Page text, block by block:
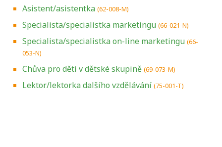
Asistent/asistentka (62-008-M)
Specialista/specialistka marketingu (66-021-N)
Specialista/specialistka on-line marketingu (66-
053-N)
Chůva pro děti v dětské skupině (69-073-M)
Lektor/lektorka dalšího vzdělávání (75-001-T)
Projděte si seznam profesních kvalifikací.